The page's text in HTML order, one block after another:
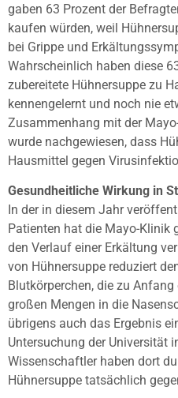
gaben 63 Prozent der
kaufen würden, weil
bei Grippe und
Wahrscheinlich haben diese
zubereitete Hühnersuppe zu
kennengelernt und noch nie
Zusammenhang mit der
wurde nachgewiesen, dass
Hausmittel gegen
Gesundheitliche Wirkung in
In der in diesem Jahr
Patienten hat die Mayo-Klinik
den Verlauf einer Erkältung
von Hühnersuppe reduziert
Blutkörperchen, die zu
großen Mengen in die
übrigens auch das Ergebnis
Untersuchung der Universität
Wissenschaftler haben dort
Hühnersuppe tatsächlich